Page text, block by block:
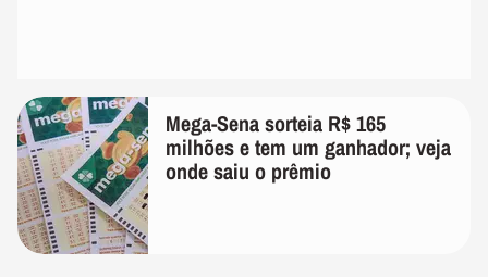
Mega-Sena sorteia R$ 165
milhões e tem um ganhador; veja
onde saiu o prêmio